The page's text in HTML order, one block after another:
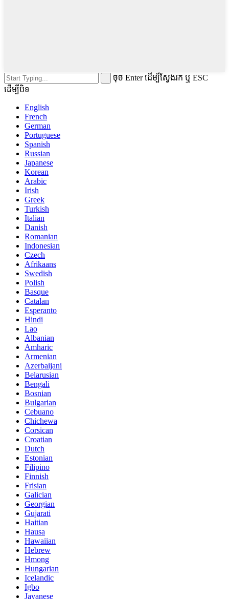
ចុច Enter ដើម្បីស្វែងរក ឬ ESC
ដើម្បីបិទ
English
French
German
Portuguese
Spanish
Russian
Japanese
Korean
Arabic
Irish
Greek
Turkish
Italian
Danish
Romanian
Indonesian
Czech
Afrikaans
Swedish
Polish
Basque
Catalan
Esperanto
Hindi
Lao
Albanian
Amharic
Armenian
Azerbaijani
Belarusian
Bengali
Bosnian
Bulgarian
Cebuano
Chichewa
Corsican
Croatian
Dutch
Estonian
Filipino
Finnish
Frisian
Galician
Georgian
Gujarati
Haitian
Hausa
Hawaiian
Hebrew
Hmong
Hungarian
Icelandic
Igbo
Javanese